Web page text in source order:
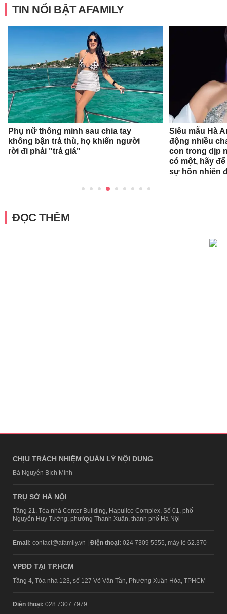
TIN NỔI BẬT AFAMILY
Phụ nữ thông minh sau chia tay
không bận trả thù, họ khiến người
rời đi phải "trả giá"
Siêu mẫu Hà
động nhiều
con trong dịp
có một, hãy
sự hồn nhiên
ĐỌC THÊM
CHỊU TRÁCH NHIỆM QUẢN LÝ NỘI DUNG
Bà Nguyễn Bích Minh
TRỤ SỞ HÀ NỘI
Tầng 21, Tòa nhà Center Building, Hapulico Complex, Số 01, phố
Nguyễn Huy Tưởng, phường Thanh Xuân, thành phố Hà Nội
Email: contact@afamily.vn | Điện thoại: 024 7309 5555, máy lẻ 62.370
VPĐD TẠI TP.HCM
Tầng 4, Tòa nhà 123, số 127 Võ Văn Tần, Phường Xuân Hòa, TPHCM
Điện thoại: 028 7307 7979